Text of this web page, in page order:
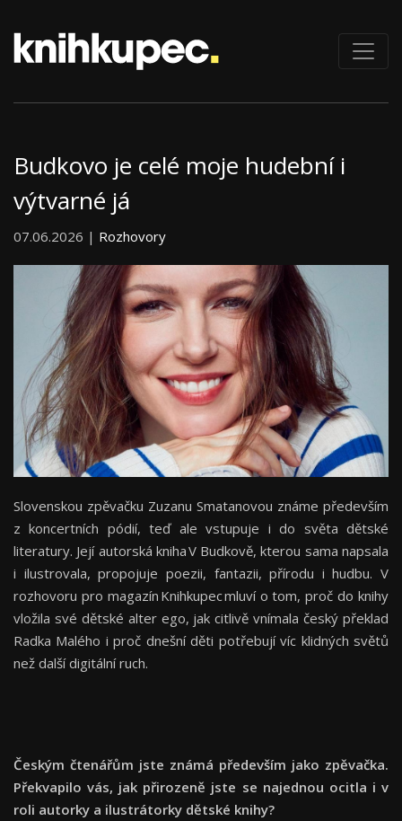
Budkovo je celé moje hudební i
výtvarné já
07.06.2026 | Rozhovory
Slovenskou zpěvačku Zuzanu Smatanovou známe především
z koncertních pódií, teď ale vstupuje i do světa dětské
literatury. Její autorská kniha V Budkově, kterou sama napsala
i ilustrovala, propojuje poezii, fantazii, přírodu i hudbu. V
rozhovoru pro magazín Knihkupec mluví o tom, proč do knihy
vložila své dětské alter ego, jak citlivě vnímala český překlad
Radka Malého i proč dnešní děti potřebují víc klidných světů
než další digitální ruch.
Českým čtenářům jste známá především jako zpěvačka.
Překvapilo vás, jak přirozeně jste se najednou ocitla i v
roli autorky a ilustrátorky dětské knihy?